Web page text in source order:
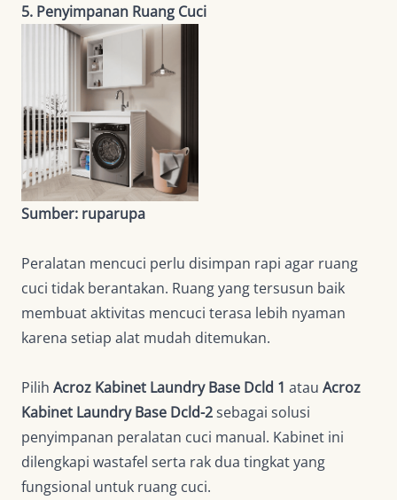
5. Penyimpanan Ruang Cuci
Sumber: ruparupa
Peralatan mencuci perlu disimpan rapi agar ruang
cuci tidak berantakan. Ruang yang tersusun baik
membuat aktivitas mencuci terasa lebih nyaman
karena setiap alat mudah ditemukan.
Pilih Acroz Kabinet Laundry Base Dcld 1 atau Acroz
Kabinet Laundry Base Dcld-2sebagai solusi
penyimpanan peralatan cuci manual. Kabinet ini
dilengkapi wastafel serta rak dua tingkat yang
fungsional untuk ruang cuci.